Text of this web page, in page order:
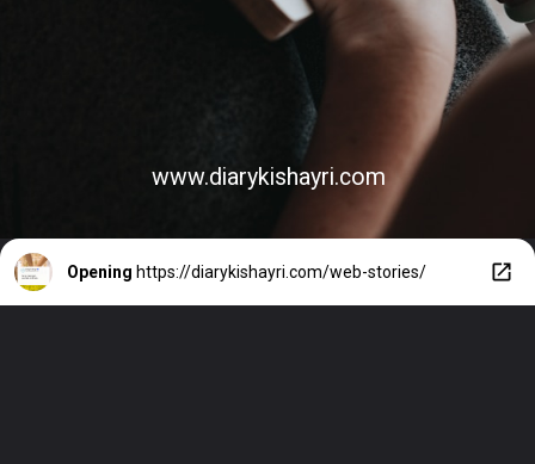
www.diarykishayri.com
Opening https://diarykishayri.com/web-stories/